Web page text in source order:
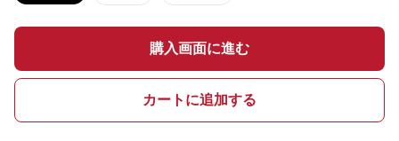
購入画面に進む
カートに追加する